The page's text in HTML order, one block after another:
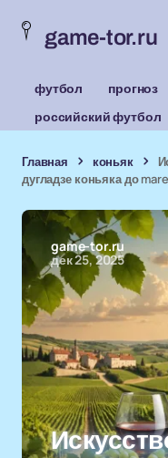
game-tor.ru
футбол прогноз
российский футбол
Главная коньяк
дугладзе коньяка до
game-tor.ru
дек 25, 2025